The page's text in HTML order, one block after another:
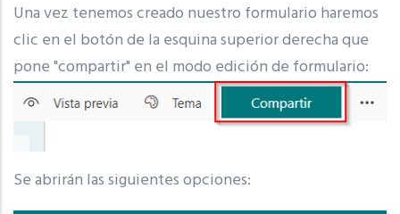
Una vez tenemos creado nuestro formulario haremos
clic en el botón de la esquina superior derecha que
pone "compartir" en el modo edición de formulario:
Se abrirán las siguientes opciones: